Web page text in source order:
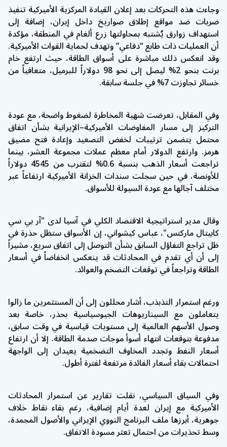
وجاءت هذه التحركات بعد إعلان القيادة المركزية الأميركية تنفيذ
ضربات ضد مواقع إطلاق صواريخ داخل إيران، إضافة إلى
استهداف زوارق يُشتبه بمحاولتها زرع ألغام في المنطقة، مؤكدة
أن العمليات ذات طابع “دفاعي” وتهدف لحماية القوات الأميركية.
وقد انعكس ذلك مباشرة على أسواق الطاقة، حيث ارتفع خام
برنت بنحو 2% ليصل إلى نحو 98 دولاراً للبرميل، متعافياً من
خسائر تجاوزت 7% في جلسة سابقة.
وفي المقابل، تعرضت شهية المخاطرة لضغوط واضحة، مع عودة
التركيز إلى مسار المفاوضات الأميركية–الإيرانية بشأن اتفاق
محتمل يتضمن ترتيبات لخفض التصعيد وإعادة فتح مضيق
هرمز. وارتفع الدولار أمام معظم عملات مجموعة العشر، بينما
تراجعت أسعار الذهب بنسبة 0.6% لتقترب من 4545 دولاراً
للأونصة، في حين سجلت سندات الخزانة الأميركية ارتفاعاً عبر
مختلف آجالها مع عودة السيولة للأسواق.
وقال مدير استراتيجية الاقتصاد الكلي في آسيا لدى "آر بي سي
كابيتال ماركتس"، عباس كيشواني، إن الأسواق ستظل حذرة في
ظل تراجع التفاؤل السابق بشأن التوصل إلى اتفاق سريع، مشيراً
إلى أن أي تقدم في المحادثات قد ينعكس انخفاضاً في أسعار
الطاقة وتراجعاً في توقعات التضخم والعوائد.
ورغم استمرار التذبذب، أشار محللون إلى أن المستثمرين ما زالوا
يتعاملون مع السيناريوهات الجيوسياسية بحذر، خاصة بعد
وصول الأسهم العالمية إلى مستويات قياسية في وقت سابق،
مدفوعة بتوقعات انتهاء أسوأ موجات صدمة الطاقة. إلا أن ارتفاع
أسعار النفط وتجدد المخاوف التضخمية يعيدان إلى الواجهة
احتمالات بقاء أسعار الفائدة مرتفعة لفترة أطول.
وفي السياق السياسي، نقلت تقارير عن استمرار المحادثات
الأميركية مع إيران لعدة أيام إضافية، رغم بقاء نقاط خلاف
جوهرية، أبرزها ملف البرنامج النووي الإيراني والأصول المجمدة،
وسط تحذيرات من احتمال تعثر مسودة الاتفاق.